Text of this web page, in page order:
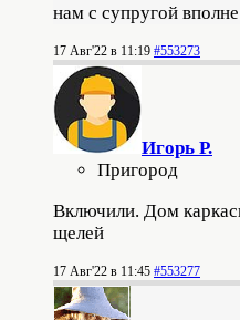
нам с супругой
17 Авг'22 в 11:19 #553273
Игорь Р.
Пригород
Включили. Дом
щелей
17 Авг'22 в 11:45 #553277